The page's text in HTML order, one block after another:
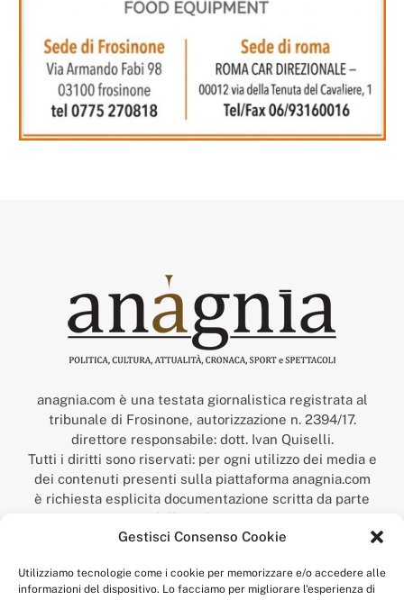
Gestisci Consenso Cookie
Utilizziamo tecnologie come i cookie per memorizzare e/o accedere alle
informazioni del dispositivo. Lo facciamo per migliorare l'esperienza di
anagnia.com è una testata giornalistica registrata al
tribunale di Frosinone, autorizzazione n. 2394/17.
direttore responsabile: dott. Ivan Quiselli.
Tutti i diritti sono riservati: per ogni utilizzo dei media e
dei contenuti presenti sulla piattaforma anagnia.com
è richiesta esplicita documentazione scritta da parte
della redazione.
“Anagnia” è un marchio registrato presso l’Ufficio Italiano
Economico,